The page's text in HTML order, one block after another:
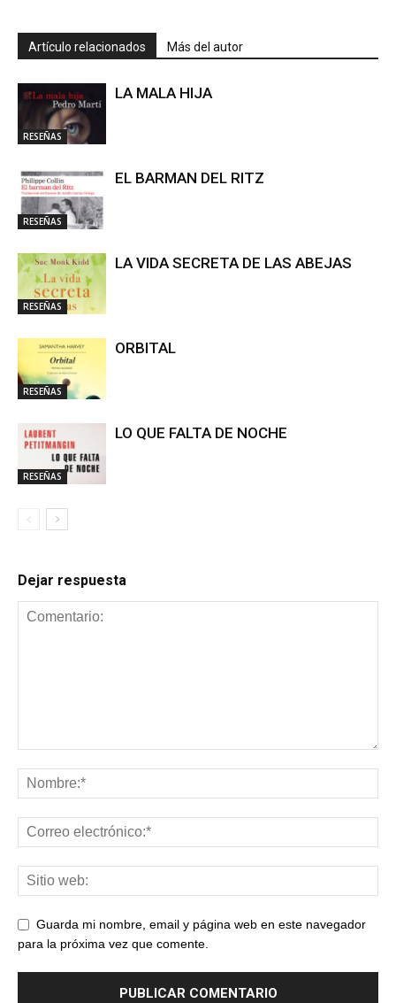
Artículo relacionados Más del autor
RESEÑAS
LA MALA HIJA
RESEÑAS
EL BARMAN DEL RITZ
RESEÑAS
LA VIDA SECRETA DE LAS ABEJAS
RESEÑAS
ORBITAL
RESEÑAS
LO QUE FALTA DE NOCHE
Dejar respuesta
Guarda mi nombre, email y página web en este navegador
para la próxima vez que comente.